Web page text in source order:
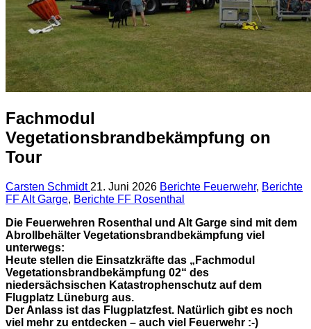
Fachmodul
Vegetationsbrandbekämpfung on
Tour
Carsten Schmidt 21. Juni 2026 Berichte Feuerwehr, Berichte
FF Alt Garge, Berichte FF Rosenthal
Die Feuerwehren Rosenthal und Alt Garge sind mit dem
Abrollbehälter Vegetationsbrandbekämpfung viel
unterwegs:
Heute stellen die Einsatzkräfte das „Fachmodul
Vegetationsbrandbekämpfung 02“ des
niedersächsischen Katastrophenschutz auf dem
Flugplatz Lüneburg aus.
Der Anlass ist das Flugplatzfest. Natürlich gibt es noch
viel mehr zu entdecken – auch viel Feuerwehr :-)